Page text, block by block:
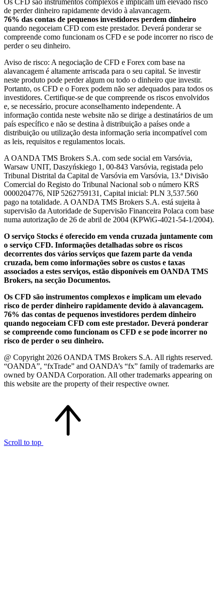
de perder dinheiro rapidamente devido à alavancagem.
76% das contas de pequenos investidores perdem dinheiro
quando negoceiam CFD com este prestador. Deverá ponderar se
compreende como funcionam os CFD e se pode incorrer no risco de
perder o seu dinheiro.
Aviso de risco: A negociação de CFD e Forex com base na
alavancagem é altamente arriscada para o seu capital. Se investir
neste produto pode perder algum ou todo o dinheiro que investir.
Portanto, os CFD e o Forex podem não ser adequados para todos os
investidores. Certifique-se de que compreende os riscos envolvidos
e, se necessário, procure aconselhamento independente. A
informação contida neste website não se dirige a destinatários de um
país específico e não se destina à distribuição a países onde a
distribuição ou utilização desta informação seria incompatível com
as leis, requisitos e regulamentos locais.
A OANDA TMS Brokers S.A. com sede social em Varsóvia,
Warsaw UNIT, Daszyńskiego 1, 00-843 Varsóvia, registada pelo
Tribunal Distrital da Capital de Varsóvia em Varsóvia, 13.ª Divisão
Comercial do Registo do Tribunal Nacional sob o número KRS
0000204776, NIP 5262759131, Capital inicial: PLN 3,537.560
pago na totalidade. A OANDA TMS Brokers S.A. está sujeita à
supervisão da Autoridade de Supervisão Financeira Polaca com base
numa autorização de 26 de abril de 2004 (KPWiG-4021-54-1/2004).
O serviço Stocks é oferecido em venda cruzada juntamente com
o serviço CFD. Informações detalhadas sobre os riscos
decorrentes dos vários serviços que fazem parte da venda
cruzada, bem como informações sobre os custos e taxas
associados a estes serviços, estão disponíveis em OANDA TMS
Brokers, na secção Documentos.
Os CFD são instrumentos complexos e implicam um elevado
risco de perder dinheiro rapidamente devido à alavancagem.
76% das contas de pequenos investidores perdem dinheiro
quando negoceiam CFD com este prestador. Deverá ponderar
se compreende como funcionam os CFD e se pode incorrer no
risco de perder o seu dinheiro.
@ Copyright 2026 OANDA TMS Brokers S.A. All rights reserved.
“OANDA”, “fxTrade” and OANDA’s “fx” family of trademarks are
owned by OANDA Corporation. All other trademarks appearing on
this website are the property of their respective owner.
Scroll to top